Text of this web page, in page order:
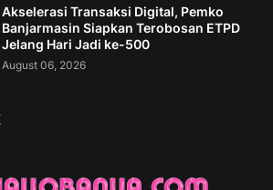
Akselerasi Transaksi Digital, Pemko
Banjarmasin Siapkan Terobosan ETPD
Jelang Hari Jadi ke-500
August 06, 2026